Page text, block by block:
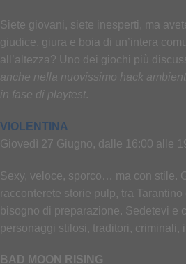
Siete giovani, siete inesperti, ma
giudice, giura e boia di un’intera
all’altezza? Uno dei giochi più
anche nella nuovissimo hack
in fase di playtest.
VIOLENTINA
Giovedì 27 Giugno, dalle 16:00 alle
Sexy, veloce, sporco… ma con stile.
racconterete storie pulp, tra
bisogno di preparazione. Sedetevi e
personaggi stilosi, traditori, criminali,
BAD MOON RISING